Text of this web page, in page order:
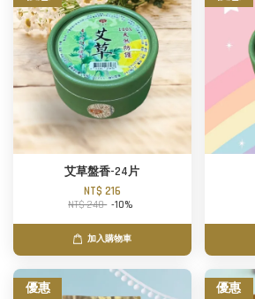
艾草盤香-24片
NT$ 216
NT$ 240 -10%
加入購物車
優惠 優惠